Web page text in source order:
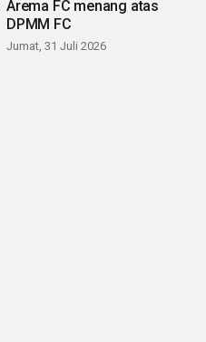
Arema FC menang atas
DPMM FC
Jumat, 31 Juli 2026